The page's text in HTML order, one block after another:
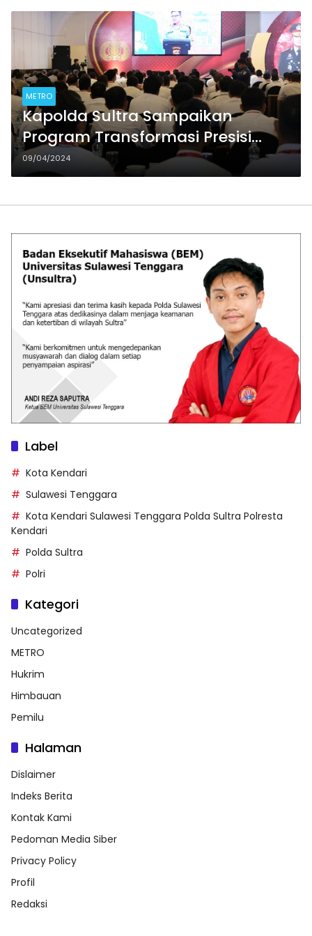
METRO
Kapolda Sultra Sampaikan
Program Transformasi Presisi
Kapolri saat Rakernis Gabungan
09/04/2024
Label
Kota Kendari
Sulawesi Tenggara
Kota Kendari Sulawesi Tenggara Polda Sultra Polresta
Kendari
Polda Sultra
Polri
Kategori
Uncategorized
METRO
Hukrim
Himbauan
Pemilu
Halaman
Dislaimer
Indeks Berita
Kontak Kami
Pedoman Media Siber
Privacy Policy
Profil
Redaksi